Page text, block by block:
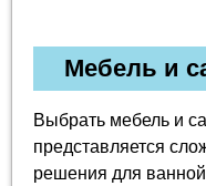
Мебель и
Выбрать мебель и
представляется
решения для